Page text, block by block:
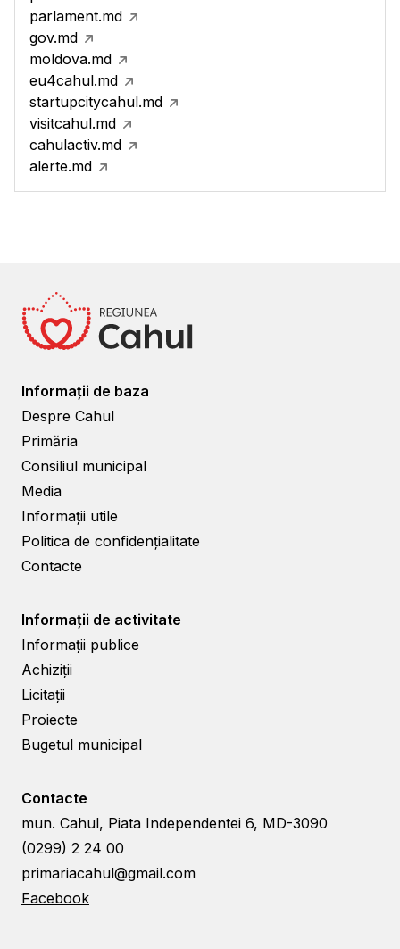
parlament.md
gov.md
moldova.md
eu4cahul.md
startupcitycahul.md
visitcahul.md
cahulactiv.md
alerte.md
Informații de baza
Despre Cahul
Primăria
Consiliul municipal
Media
Informații utile
Politica de confidențialitate
Contacte
Informații de activitate
Informații publice
Achiziții
Licitații
Proiecte
Bugetul municipal
Contacte
mun. Cahul, Piata Independentei 6, MD-3090
(0299) 2 24 00
primariacahul@gmail.com
Facebook